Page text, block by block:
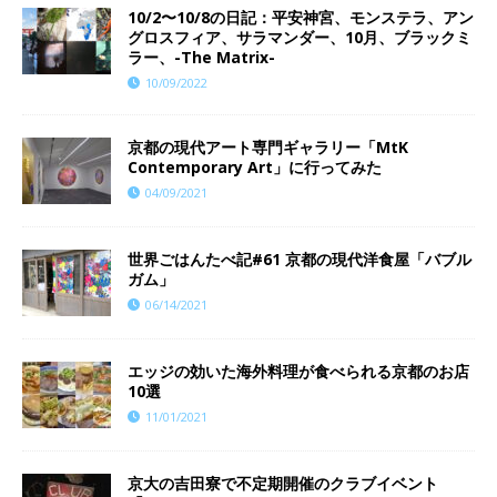
10/2〜10/8の日記：平安神宮、モンステラ、アン
グロスフィア、サラマンダー、10月、ブラックミ
ラー、-The Matrix-
10/09/2022
京都の現代アート専門ギャラリー「MtK
Contemporary Art」に行ってみた
04/09/2021
世界ごはんたべ記#61 京都の現代洋食屋「バブル
ガム」
06/14/2021
エッジの効いた海外料理が食べられる京都のお店
10選
11/01/2021
京大の吉田寮で不定期開催のクラブイベント